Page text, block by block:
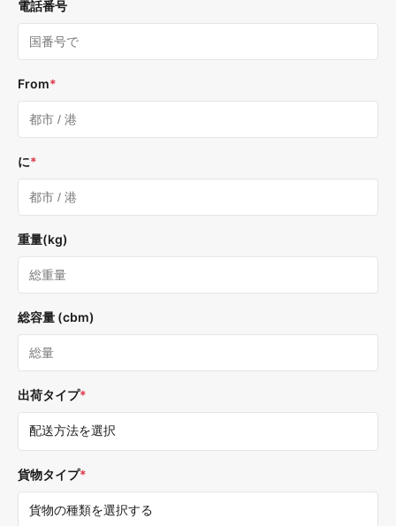
電話番号
From*
に*
重量(kg)
総容量 (cbm)
出荷タイプ*
貨物タイプ*